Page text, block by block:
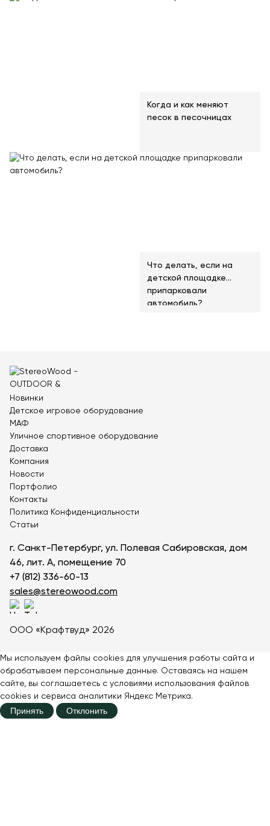
Когда и как меняют
песок в песочницах
Что делать, если на
детской площадке
припарковали
автомобиль?
Новинки
Детское игровое оборудование
МАФ
Уличное спортивное оборудование
Доставка
Компания
Новости
Портфолио
Контакты
Политика Конфиденциальности
Статьи
г. Санкт-Петербург, ул. Полевая Сабировская, дом
46, лит. А, помещение 70
+7 (812) 336-60-13
sales@stereowood.com
ООО «Крафтвуд» 2026
Мы используем файлы cookies для улучшения работы сайта и
обрабатываем персональные данные. Оставаясь на нашем
сайте, вы соглашаетесь с условиями использования файлов
cookies и сервиса аналитики Яндекс Метрика.
Принять Отклонить